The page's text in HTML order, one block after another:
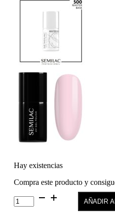
Hay existencias
Compra este producto y
Semilac
Acrylgel
AÑADIR